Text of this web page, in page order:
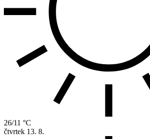
26/11 °C
čtvrtek 13. 8.